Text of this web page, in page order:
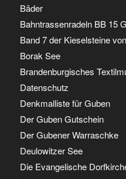
Bäder
Bahntrassenradeln BB 15
Band 7 der Kieselsteine
Borak See
Brandenburgisches
Datenschutz
Denkmalliste für Guben
Der Guben Gutschein
Der Gubener Warraschke
Deulowitzer See
Die Evangelische